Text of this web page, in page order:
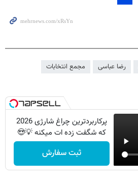
رضا عباسی مجمع انتخابات
پرکاربردترین چراغ شارژی 2026
که شگفت زده ات میکنه 💡😍
ثبت سفارش